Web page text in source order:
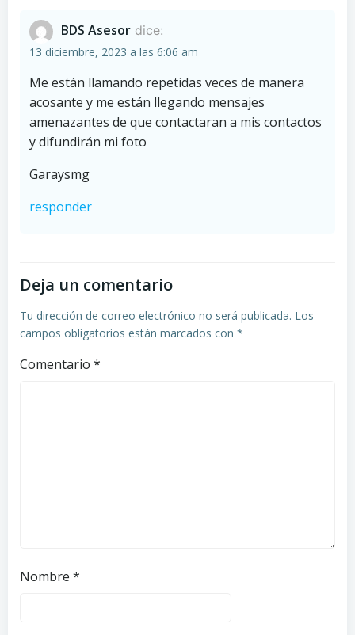
BDS Asesor dice:
13 diciembre, 2023 a las 6:06 am
Me están llamando repetidas veces de manera
acosante y me están llegando mensajes
amenazantes de que contactaran a mis contactos
y difundirán mi foto
Garaysmg
responder
Deja un comentario
Tu dirección de correo electrónico no será publicada. Los
campos obligatorios están marcados con *
Comentario *
Nombre *